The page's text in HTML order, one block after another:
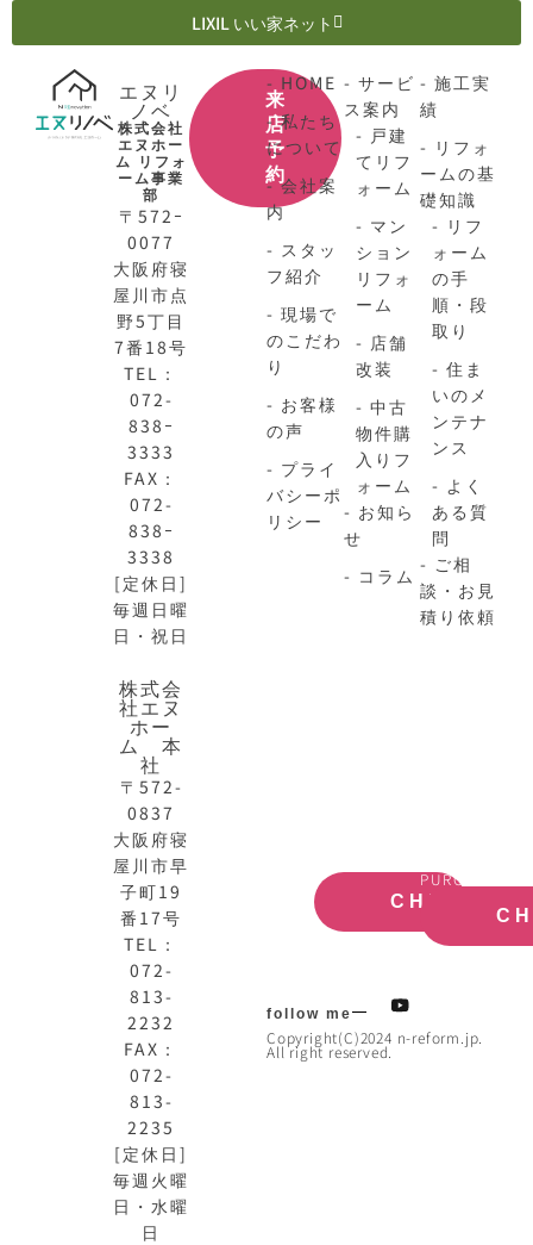
LIXIL いい家ネット
エヌリ
ノベ
株式会社
エヌホー
ム リフォ
ーム事業
部
〒572ｰ
0077
大阪府寝
屋川市点
野5丁目
7番18号
TEL：
072-
838ｰ
3333
FAX：
072-
838ｰ
3338
[定休日]
毎週日曜
日・祝日
株式会
社エヌ
ホー
ム 本
社
〒572-
0837
大阪府寝
屋川市早
子町19
番17号
TEL：
072-
813-
2232
FAX：
072-
813-
2235
[定休日]
毎週火曜
日・水曜
日
来
店
予
約
- HOME
- 私たち
について
- 会社案
内
- スタッ
フ紹介
- 現場で
のこだわ
り
- お客様
の声
- プライ
バシーポ
リシー
- サービ
ス案内
- 戸建
てリフ
ォーム
- マン
ション
リフォ
ーム
- 店舗
改装
- 中古
物件購
入りフ
ォーム
- お知ら
せ
- コラム
- 施工実
績
- リフォ
ームの基
礎知識
- リフ
ォーム
の手
順・段
取り
- 住ま
いのメ
ンテナ
ンス
- よく
ある質
問
- ご相
談・お見
積り依頼
CHECK
PURCHASE
follow me
Copyright(C)2024 n-reform.jp.
All right reserved.